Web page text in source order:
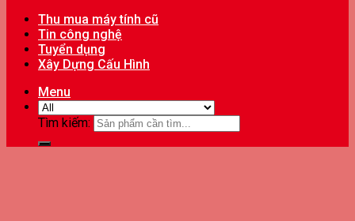
Thu mua máy tính cũ
Tin công nghệ
Tuyển dụng
Xây Dựng Cấu Hình
Menu
Tìm kiếm: